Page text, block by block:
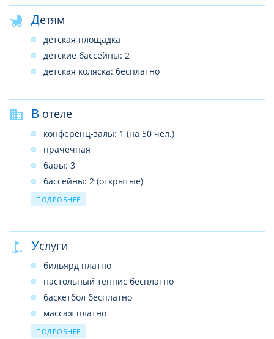
Детям
детская площадка
детские бассейны: 2
детская коляска: бесплатно
В отеле
конференц-залы: 1 (на 50 чел.)
прачечная
бары: 3
бассейны: 2 (открытые)
рестораны: 1
врач по вызову
рестораны a la carte: 2 (турецкий и
Wi-Fi бесплатно (на всей территории отеля)
ПОДРОБНЕЕ
Услуги
бильярд платно
настольный теннис бесплатно
баскетбол бесплатно
массаж платно
водные виды спорта платно
ПОДРОБНЕЕ